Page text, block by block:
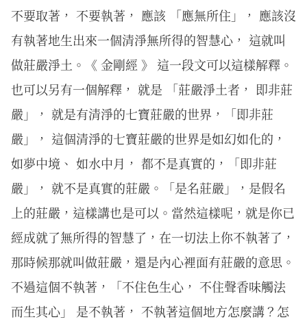
不要取著， 不要執著， 應該 「應無所住」， 應該沒
有執著地生出來一個清淨無所得的智慧心， 這就叫
做莊嚴淨土。《 金剛經 》 這一段文可以這樣解釋。
也可以另有一個解釋， 就是 「莊嚴淨土者， 即非莊
嚴」， 就是有清淨的七寶莊嚴的世界，「即非莊
嚴」， 這個清淨的七寶莊嚴的世界是如幻如化的，
如夢中境、 如水中月， 都不是真實的，「即非莊
嚴」， 就不是真實的莊嚴。「是名莊嚴」，是假名
上的莊嚴，這樣講也是可以。當然這樣呢，就是你已
經成就了無所得的智慧了，在一切法上你不執著了，
那時候那就叫做莊嚴，還是內心裡面有莊嚴的意思。
不過這個不執著，「不住色生心， 不住聲香味觸法
而生其心」 是不執著， 不執著這個地方怎麼講？怎